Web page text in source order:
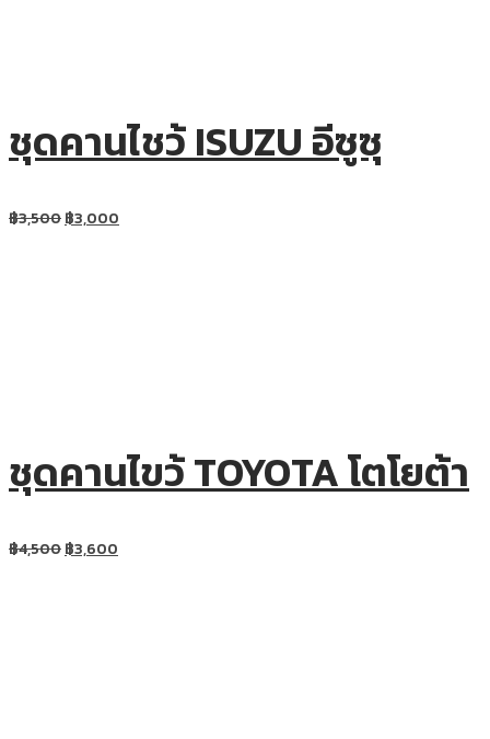
ชุดคานไชว้ ISUZU อีซูซุ
฿3,500฿3,000
ชุดคานไขว้ TOYOTA โตโยต้า
฿4,500฿3,600